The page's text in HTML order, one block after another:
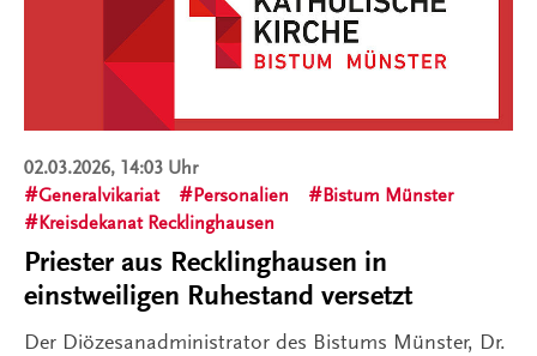
02.03.2026, 14:03 Uhr
Generalvikariat
Personalien
Bistum Münster
Kreisdekanat Recklinghausen
Priester aus Recklinghausen in
einstweiligen Ruhestand versetzt
Der Diözesanadministrator des Bistums Münster, Dr.